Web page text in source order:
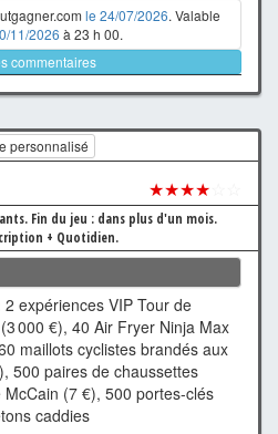
le 24/07/2026. Valable
11/2026 à 23 h 00.
commentaires
personnalisé
★★★★
Fin du jeu : dans plus d'un mois.
+ Quotidien.
2 expériences VIP Tour de
000 €), 40 Air Fryer Ninja Max
maillots cyclistes brandés aux
500 paires de chaussettes
(7 €), 500 portes-clés
caddies